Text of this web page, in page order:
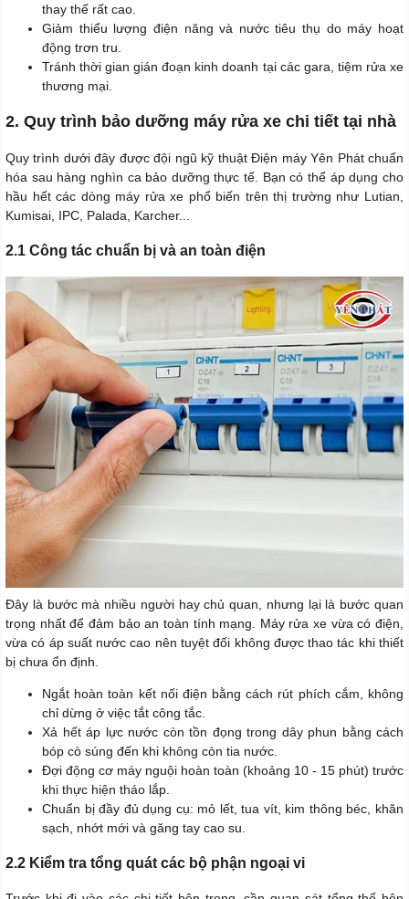
thay thế rất cao.
Giảm thiểu lượng điện năng và nước tiêu thụ do máy hoạt
động trơn tru.
Tránh thời gian gián đoạn kinh doanh tại các gara, tiệm rửa xe
thương mại.
2. Quy trình bảo dưỡng máy rửa xe chi tiết tại nhà
Quy trình dưới đây được đội ngũ kỹ thuật Điện máy Yên Phát chuẩn
hóa sau hàng nghìn ca bảo dưỡng thực tế. Bạn có thể áp dụng cho
hầu hết các dòng máy rửa xe phổ biến trên thị trường như Lutian,
Kumisai, IPC, Palada, Karcher...
2.1 Công tác chuẩn bị và an toàn điện
Đây là bước mà nhiều người hay chủ quan, nhưng lại là bước quan
trọng nhất để đảm bảo an toàn tính mạng. Máy rửa xe vừa có điện,
vừa có áp suất nước cao nên tuyệt đối không được thao tác khi thiết
bị chưa ổn định.
Ngắt hoàn toàn kết nối điện bằng cách rút phích cắm, không
chỉ dừng ở việc tắt công tắc.
Xả hết áp lực nước còn tồn đọng trong dây phun bằng cách
bóp cò súng đến khi không còn tia nước.
Đợi động cơ máy nguội hoàn toàn (khoảng 10 - 15 phút) trước
khi thực hiện tháo lắp.
Chuẩn bị đầy đủ dụng cụ: mỏ lết, tua vít, kim thông béc, khăn
sạch, nhớt mới và găng tay cao su.
2.2 Kiểm tra tổng quát các bộ phận ngoại vi